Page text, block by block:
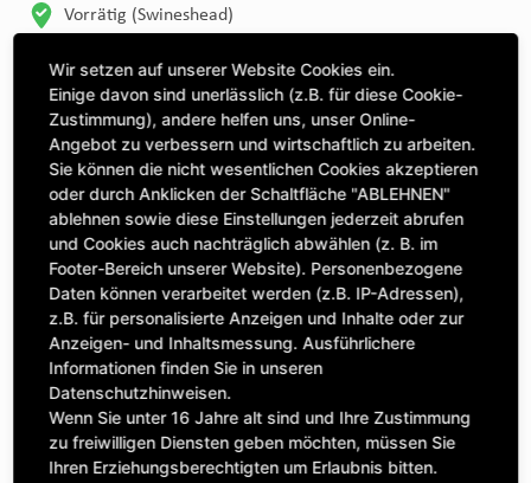
Vorrätig (Swineshead)
Maschine auswählen, um Kompatibilität zu sehen
MASCHINE AUSWÄHLEN
CLICK & COLLECT
Bestellungen bei Deinem bevorzugten Standort abholen
133,77 £
exkl. MwSt.
Anzahl
IN DEN WARENKORB
Wir setzen auf unserer Website Cookies ein.
Einige davon sind unerlässlich (z.B. für diese Cookie-
Zustimmung), andere helfen uns, unser Online-
Angebot zu verbessern und wirtschaftlich zu arbeiten.
Sie können die nicht wesentlichen Cookies akzeptieren
oder durch Anklicken der Schaltfläche "ABLEHNEN"
ablehnen sowie diese Einstellungen jederzeit abrufen
und Cookies auch nachträglich abwählen (z. B. im
Footer-Bereich unserer Website). Personenbezogene
Daten können verarbeitet werden (z.B. IP-Adressen),
z.B. für personalisierte Anzeigen und Inhalte oder zur
Anzeigen- und Inhaltsmessung. Ausführlichere
Informationen finden Sie in unseren
Datenschutzhinweisen.
Wenn Sie unter 16 Jahre alt sind und Ihre Zustimmung
zu freiwilligen Diensten geben möchten, müssen Sie
Ihren Erziehungsberechtigten um Erlaubnis bitten.